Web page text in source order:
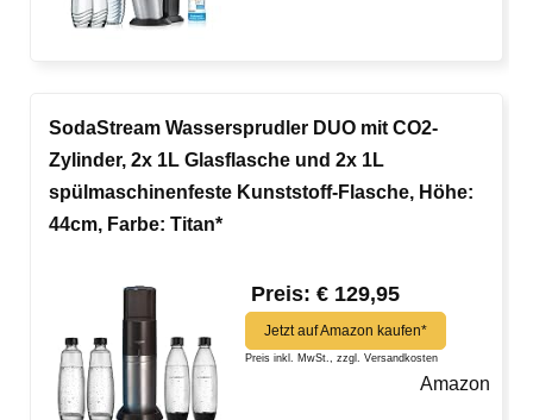
SodaStream Wassersprudler DUO mit CO2-
Zylinder, 2x 1L Glasflasche und 2x 1L
spülmaschinenfeste Kunststoff-Flasche, Höhe:
44cm, Farbe: Titan*
Preis: € 129,95
Jetzt auf Amazon kaufen*
Preis inkl. MwSt., zzgl. Versandkosten
Amazon